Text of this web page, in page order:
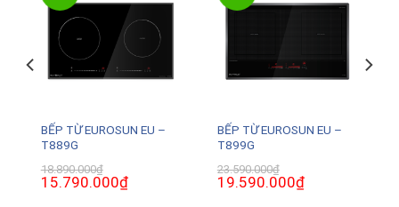
BẾP TỪ EUROSUN EU –
T889G
18.890.000₫
Giá
gốc
15.790.000₫Giá
hiện
BẾP TỪ EUROSUN EU –
T899G
23.590.000₫
Giá
gốc
19.590.000₫Giá
hiện